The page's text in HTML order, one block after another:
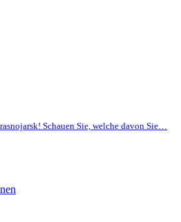
Schauen Sie, welche davon Sie…